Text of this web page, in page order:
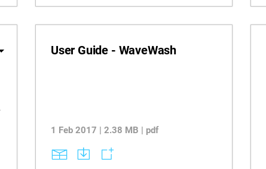
User Guide - WaveWash
1 Feb 2017 | 2.38 MB | pdf